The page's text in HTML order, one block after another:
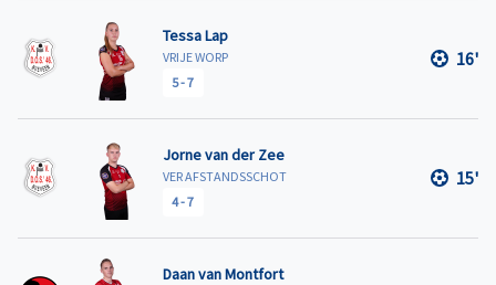
Tessa Lap
VRIJE WORP
5-7
16'
Jorne van der Zee
VER AFSTANDSSCHOT
4-7
15'
Daan van Montfort